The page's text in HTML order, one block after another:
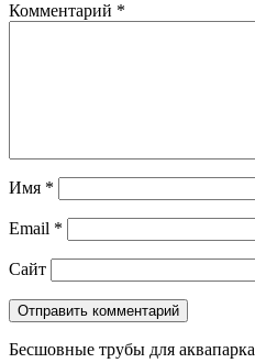
Комментарий *
Имя *
Email *
Сайт
Бесшовные трубы для аквапарка